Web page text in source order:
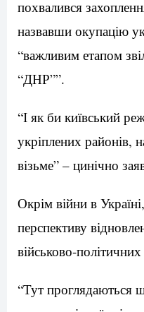
похвалився
назвавши окупацію
“важливим етапом
“ДНР””.
“І як би київський
укріплених районів,
візьме” – цинічно
Окрім війни в
перспективу
військово-політичних
“Тут проглядаються